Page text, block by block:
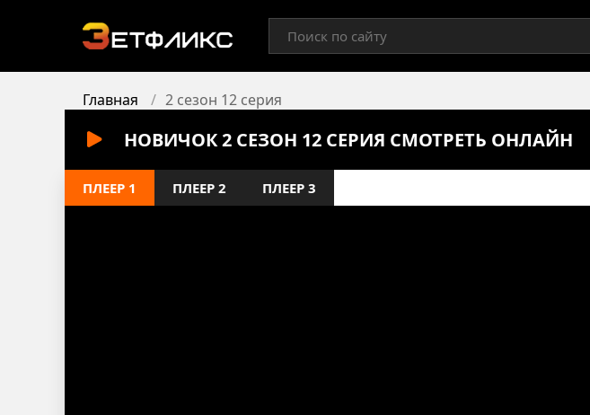
Главная 2 сезон 12 серия
НОВИЧОК 2 СЕЗОН 12 СЕРИЯ СМОТРЕТЬ ОНЛАЙН
ПЛЕЕР 1 ПЛЕЕР 2 ПЛЕЕР 3